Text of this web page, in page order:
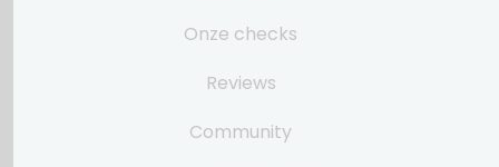
Onze checks
Reviews
Community